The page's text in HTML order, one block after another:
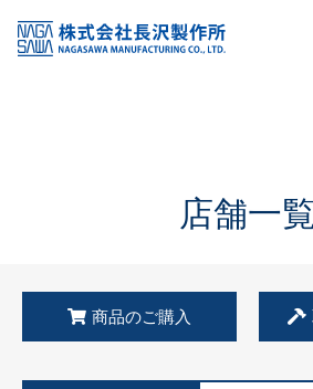
KSS加盟店・取扱店情報
店舗一覧
店舗一
商品のご購入